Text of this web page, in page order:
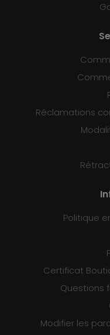
Réclamations
Politique
Certificat
Questions
Modifier les